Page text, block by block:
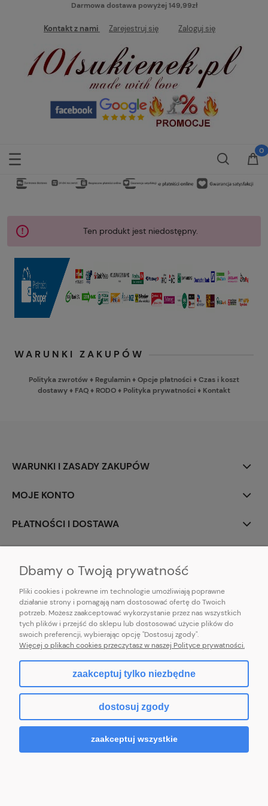
Darmowa dostawa powyżej 149,99zł
Kontakt z nami Zarejestruj się Zaloguj się
Ten produkt jest niedostępny.
WARUNKI ZAKUPÓW
Polityka zwrotów ♦ Regulamin♦Opcje płatności♦Czas i koszt
dostawy♦ FAQ♦ RODO♦ Polityka prywatności♦ Kontakt
WARUNKI I ZASADY ZAKUPÓW
MOJE KONTO
PŁATNOŚCI I DOSTAWA
E-mail:pl101sukienek@gmail.com
101sukienek.pl
ul. Piotrkowska 317/11, Łódź 93-035, woj. łódzkie
pokaż pełną wersję strony
Sklep internetowy Shoper.pl
Dbamy o Twoją prywatność
Pliki cookies i pokrewne im technologie umożliwiają poprawne
działanie strony i pomagają nam dostosować ofertę do Twoich
potrzeb. Możesz zaakceptować wykorzystanie przez nas wszystkich
tych plików i przejść do sklepu lub dostosować użycie plików do
swoich preferencji, wybierając opcję "Dostosuj zgody".
Więcej o plikach cookies przeczytasz w naszej Polityce prywatności.
zaakceptuj tylko niezbędne
dostosuj zgody
zaakceptuj wszystkie